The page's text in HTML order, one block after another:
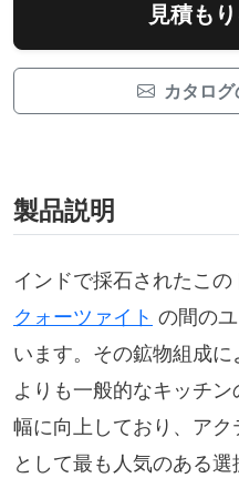
見積も
カタロ
製品説明
インドで採石されたこの
クォーツァイト の間の
います。その鉱物組成
よりも一般的なキッチ
幅に向上しており、ア
として最も人気のある